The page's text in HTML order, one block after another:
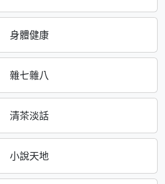
身體健康
雜七雜八
清茶淡話
小說天地